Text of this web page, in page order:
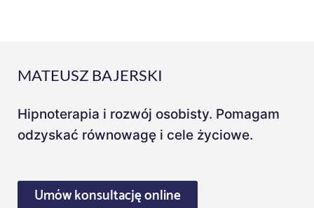
MATEUSZ BAJERSKI
Hipnoterapia i rozwój osobisty. Pomagam
odzyskać równowagę i cele życiowe.
Umów konsultację online